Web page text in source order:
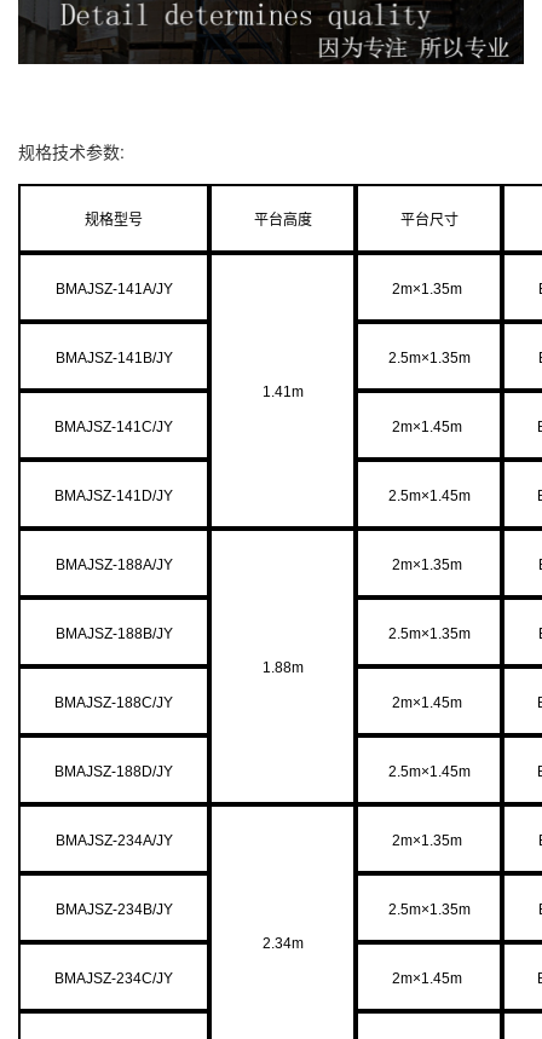
规格技术参数:
规格型号 平台高度 平台尺寸
BMAJSZ-141A/JY
1.41m
2m×1.35m
BMAJSZ-141B/JY 2.5m×1.35m
BMAJSZ-141C/JY 2m×1.45m
BMAJSZ-141D/JY 2.5m×1.45m
BMAJSZ-188A/JY
1.88m
2m×1.35m
BMAJSZ-188B/JY 2.5m×1.35m
BMAJSZ-188C/JY 2m×1.45m
BMAJSZ-188D/JY 2.5m×1.45m
BMAJSZ-234A/JY
2.34m
2m×1.35m
BMAJSZ-234B/JY 2.5m×1.35m
BMAJSZ-234C/JY 2m×1.45m